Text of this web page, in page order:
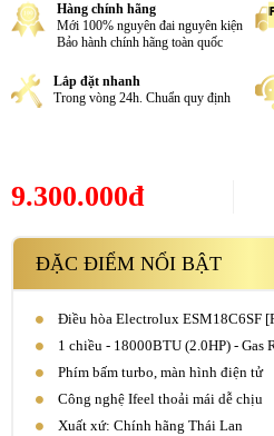
Hàng chính hãng
Mới 100% nguyên đai nguyên kiện
Bảo hành chính hãng toàn quốc
Lắp đặt nhanh
Trong vòng 24h. Chuẩn quy định
9.300.000đ
ĐẶC ĐIỂM NỔI BẬT
Điều hòa Electrolux ESM18C6SF
1 chiều - 18000BTU (2.0HP) - Gas
Phím bấm turbo, màn hình điện tử
Công nghệ Ifeel thoải mái dễ chịu
Xuất xứ: Chính hãng Thái Lan